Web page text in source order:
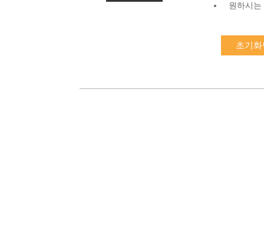
원하시
초기화